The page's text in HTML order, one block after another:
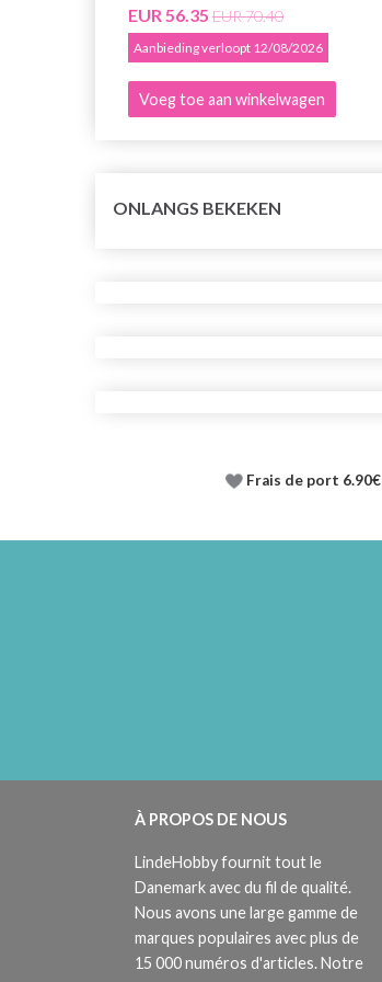
EUR 56.35 EUR 70.40
Aanbieding verloopt 12/08/2026
Voeg toe aan winkelwagen
ONLANGS BEKEKEN
Frais de port 6.90€
À PROPOS DE NOUS
LindeHobby fournit tout le
Danemark avec du fil de qualité.
Nous avons une large gamme de
marques populaires avec plus de
15 000 numéros d'articles. Notre